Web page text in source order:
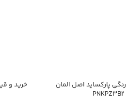
پارکساید اصل المان
PNKPZ3B2
خرید و